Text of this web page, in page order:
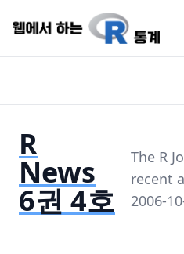
R
News
6권 4호
The R
recent
2006-